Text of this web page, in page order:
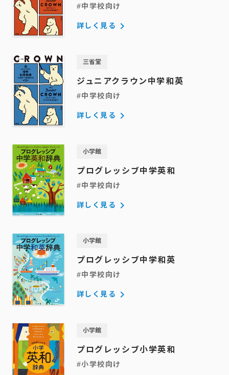
#中学校向け
詳しく見る keyboard_arrow_right
三省堂
ジュニアクラウン中学和英
#中学校向け
詳しく見る keyboard_arrow_right
小学館
プログレッシブ中学英和
#中学校向け
詳しく見る keyboard_arrow_right
小学館
プログレッシブ中学和英
#中学校向け
詳しく見る keyboard_arrow_right
小学館
プログレッシブ小学英和
#小学校向け